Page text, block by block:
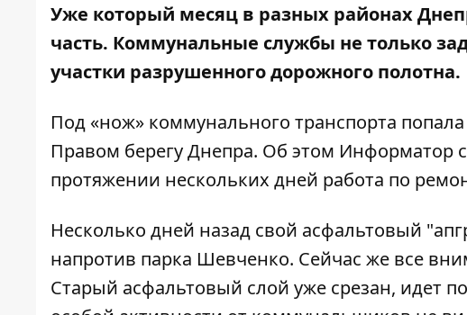
Уже который месяц в разных районах
часть. Коммунальные службы не только
участки разрушенного дорожного полотна.
Под «нож» коммунального транспорта
Правом берегу Днепра. Об этом Информатор
протяжении нескольких дней работа по
Несколько дней назад свой асфальтовый
напротив парка Шевченко. Сейчас же все
Старый асфальтовый слой уже срезан, идет